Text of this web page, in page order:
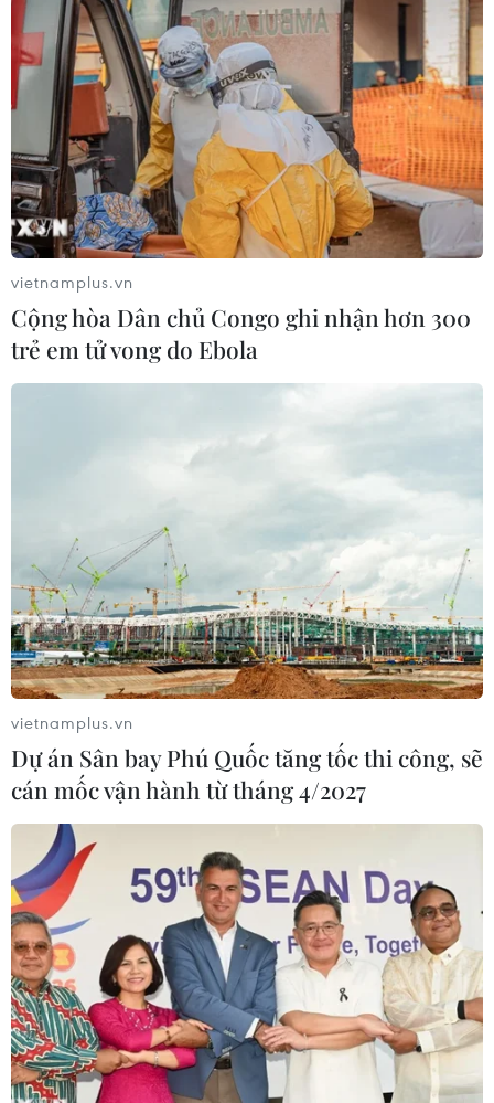
vietnamplus.vn
Cộng hòa Dân chủ Congo ghi nhận hơn 300
trẻ em tử vong do Ebola
vietnamplus.vn
Dự án Sân bay Phú Quốc tăng tốc thi công, sẽ
cán mốc vận hành từ tháng 4/2027